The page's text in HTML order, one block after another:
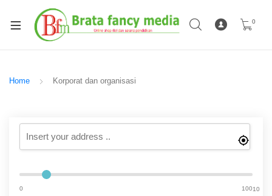
0
Home Korporat dan organisasi
0 10
100